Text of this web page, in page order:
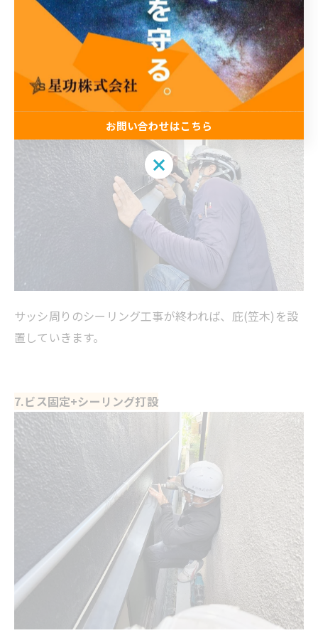
6.庇(笠木)の設置
サッシ周りのシーリング工事が終われば、庇(笠木)を設
置していきます。
7.ビス固定+シーリング打設
お問い合わせはこちら
お問い合わせはこちら